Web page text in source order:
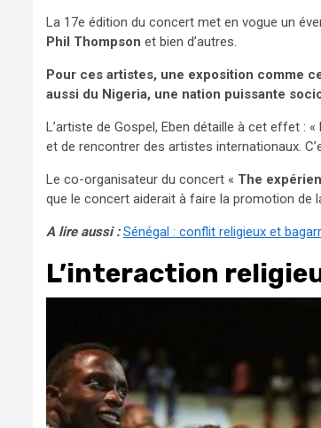
La 17e édition du concert met en vogue un
Phil Thompson et bien d’autres.
Pour ces artistes, une exposition comme
aussi du Nigeria, une nation puissante
L’artiste de Gospel, Eben détaille à cet effet :
et de rencontrer des artistes internationaux.
Le co-organisateur du concert « The
que le concert aiderait à faire la promotion de
A lire aussi :Sénégal : conflit religieux et
L’interaction